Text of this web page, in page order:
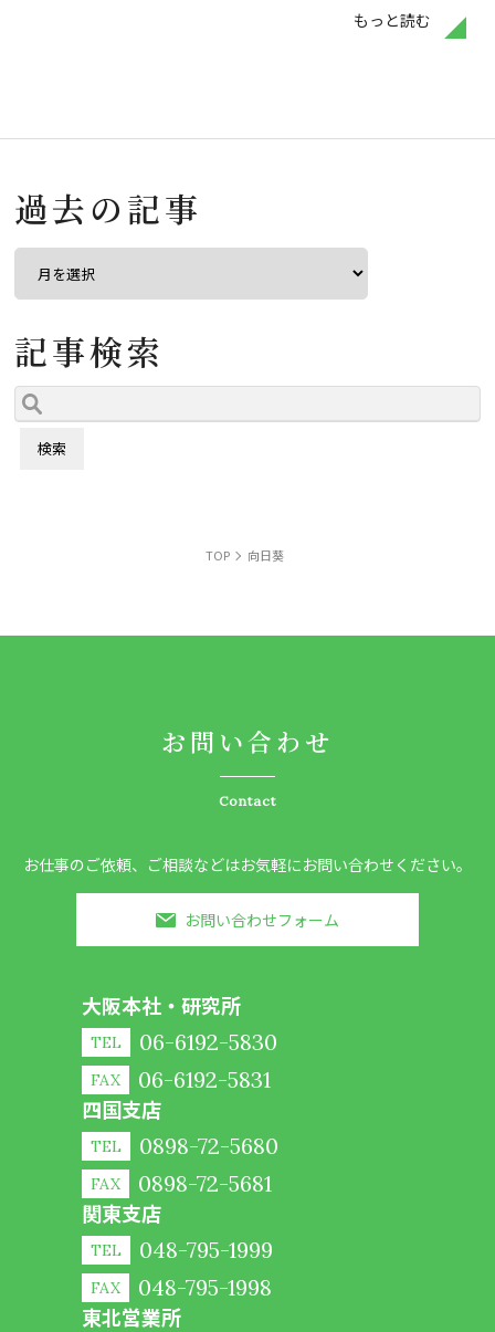
もっと読む
過去の記事
記事検索
TOP 向日葵
お問い合わせ
Contact
お仕事のご依頼、ご相談などはお気軽にお問い合わせください。
お問い合わせフォーム
大阪本社・研究所
TEL 06-6192-5830
FAX 06-6192-5831
四国支店
TEL 0898-72-5680
FAX 0898-72-5681
関東支店
TEL 048-795-1999
FAX 048-795-1998
東北営業所